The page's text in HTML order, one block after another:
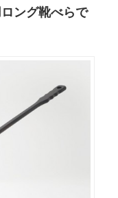
ング靴べらで